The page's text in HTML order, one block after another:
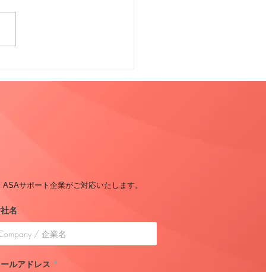
ィール 三浦勝也
サポート企業がご対応いたします。
名
ルアドレス